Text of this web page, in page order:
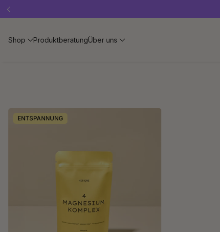
Shop ProduktberatungÜber uns
ENTSPANNUNG